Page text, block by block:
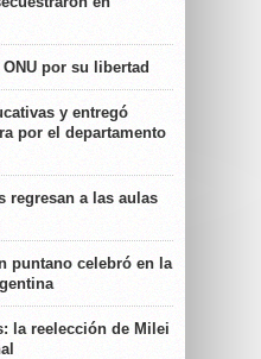
por su libertad
y entregó
por el departamento
regresan a las aulas
puntano celebró en la
la reelección de Milei